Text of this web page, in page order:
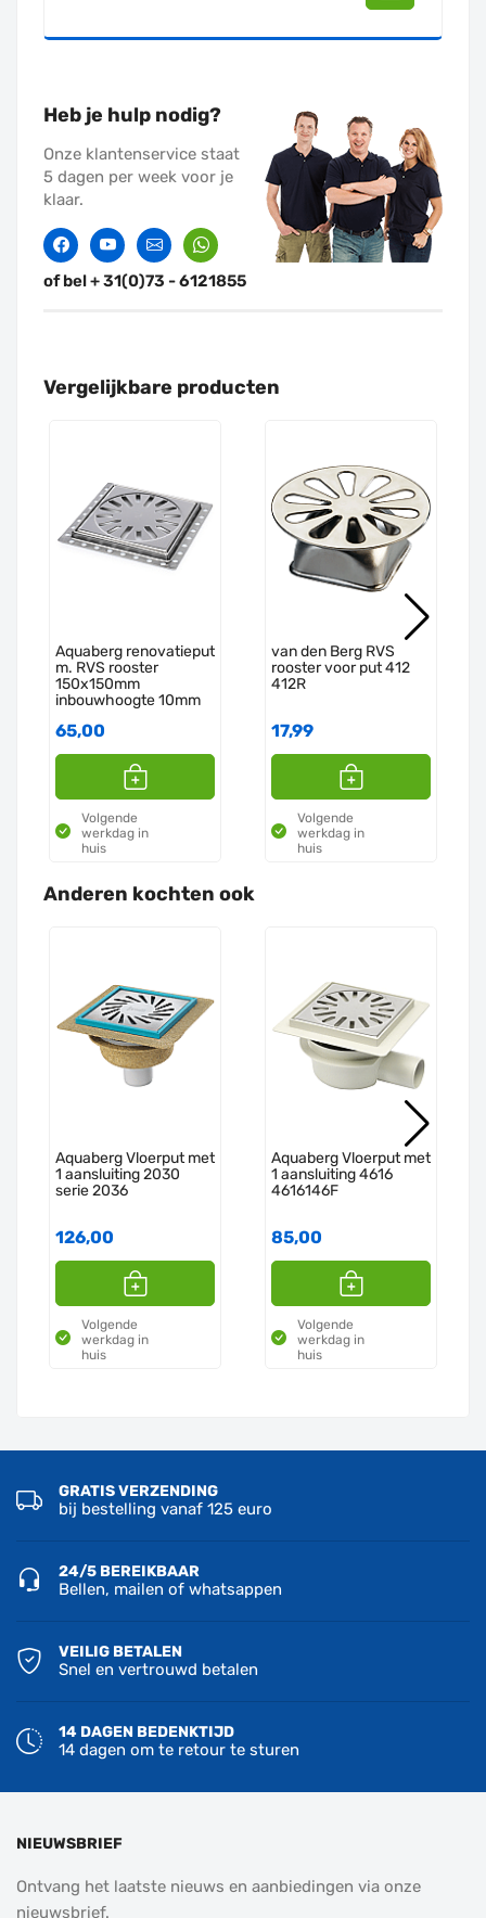
Heb je hulp nodig?
Onze klantenservice staat
5 dagen per week voor je
klaar.
FacebookTwitterContactWhatssapp
of bel + 31(0)73 - 6121855
Vergelijkbare producten
Aquaberg renovatieput
m. RVS rooster
150x150mm
inbouwhoogte 10mm
65,00
Volgende
werkdag in
huis
van den Berg RVS
rooster voor put 412
412R
17,99
Volgende
werkdag in
huis
Anderen kochten ook
Aquaberg Vloerput met
1 aansluiting 2030
serie 2036
126,00
Volgende
werkdag in
huis
Aquaberg Vloerput met
1 aansluiting 4616
4616146F
85,00
Volgende
werkdag in
huis
GRATIS VERZENDING
bij bestelling vanaf 125 euro
24/5 BEREIKBAAR
Bellen, mailen of whatsappen
VEILIG BETALEN
Snel en vertrouwd betalen
14 DAGEN BEDENKTIJD
14 dagen om te retour te sturen
NIEUWSBRIEF
Ontvang het laatste nieuws en aanbiedingen via onze
nieuwsbrief.